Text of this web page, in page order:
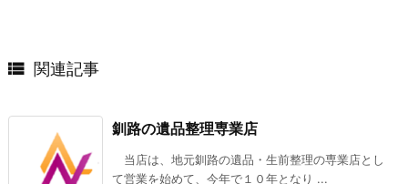
 関連記事
釧路の遺品整理専業店
当店は、地元釧路の遺品・生前整理の専業店とし
て営業を始めて、今年で１０年となり ...